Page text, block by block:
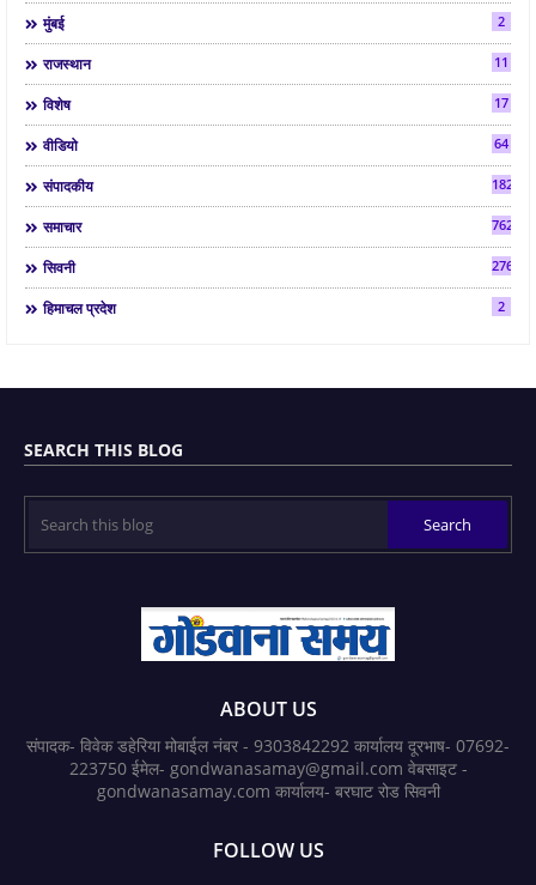
मुंबई 2
राजस्थान 11
विशेष 17
वीडियो 64
संपादकीय 182
समाचार 7624
सिवनी 2763
हिमाचल प्रदेश 2
SEARCH THIS BLOG
ABOUT US
संपादक- विवेक डहेरिया मोबाईल नंबर - 9303842292 कार्यालय दूरभाष- 07692-
223750 ईमेल- gondwanasamay@gmail.com वेबसाइट -
gondwanasamay.com कार्यालय- बरघाट रोड सिवनी
FOLLOW US